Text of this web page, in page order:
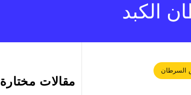
الكبد
السرطان
مقالات مختارة